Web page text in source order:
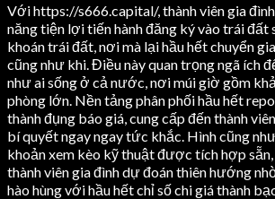
Với https://s666.capital/, thành viên gia
năng tiện lợi tiến hành đăng ký vào trái đất
khoán trái đất, nơi mà lại hầu hết chuyển
cũng như khi. Điều này quan trọng ngã ích
như ai sống ở cả nước, nơi múi giờ gồm
phòng lớn. Nền tảng phân phối hầu hết
thành đụng báo giá, cung cấp đến thành
bí quyết ngay ngay tức khắc. Hình cũng
khoản xem kèo kỹ thuật được tích hợp
thành viên gia đình dự đoán thiên hướng
hào hùng với hầu hết chỉ số chi giá thành